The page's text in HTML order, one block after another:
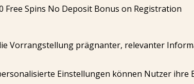
Vorrangstellung prägnanter, relevanter
Einstellungen können Nutzer